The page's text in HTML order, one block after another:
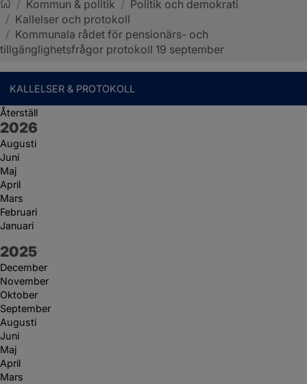
Sotenäs kommun
/ Kommun & politik / Politik och demokrati
/ Kallelser och protokoll
/ Kommunala rådet för pensionärs- och
tillgänglighetsfrågor protokoll 19 september
KALLELSER & PROTOKOLL
Återställ
År:
2026
Augusti
Juni
Maj
April
Mars
Februari
Januari
År:
2025
December
November
Oktober
September
Augusti
Juni
Maj
April
Mars